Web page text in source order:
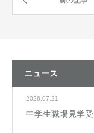
ニュース
2026.07.21
中学生職場見学